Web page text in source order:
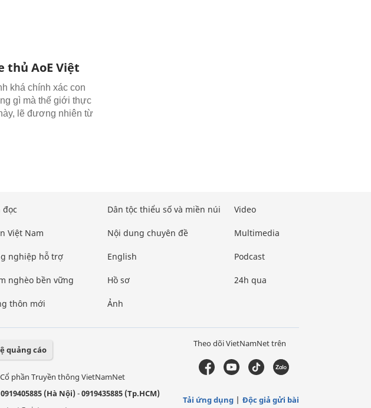
thủ AoE Việt
khá chính xác con
gì mà thế giới thực
lẽ đương nhiên từ
đọc
Việt Nam
nghiệp hỗ trợ
nghèo bền vững
thôn mới
Dân tộc thiểu số và miền núi
Nội dung chuyên đề
English
Hồ sơ
Ảnh
Video
Multimedia
Podcast
24h qua
quảng cáo
phần Truyền thông VietNamNet
0919405885 (Hà Nội)-0919435885 (Tp.HCM)
Theo dõi VietNamNet trên
Tải ứng dụng Độc giả gửi bài